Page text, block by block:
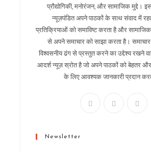
प्रौद्योगिकी, मनोरंजन, और सामाजिक मुद्दे।
न्यूज़पंडित अपने पाठकों के साथ संवाद में
प्रतिक्रियाओं को समाविष्ट करता है और
से अपने समाचार को साझा करता है।
विश्वसनीय ढंग से प्रस्तुत करने का उद्देश्य रखने
आदर्श न्यूज़ स्रोत है जो अपने पाठकों को बेहतर
के लिए आवश्यक जानकारी प्रदान
Newsletter